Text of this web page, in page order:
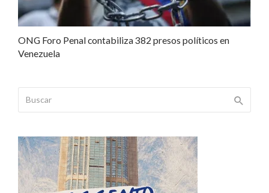
ONG Foro Penal contabiliza 382 presos políticos en
Venezuela